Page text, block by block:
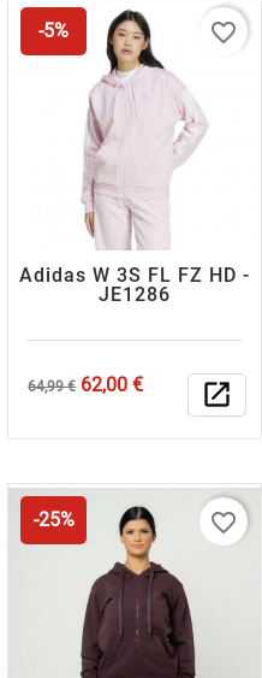
-5%
Adidas W 3S FL FZ HD -
JE1286
Κανονική
64,99 € Τιμή
62,00 € open_in_new
favorite_border
-25% favorite_border